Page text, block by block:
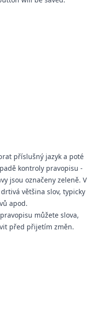
příslušný jazyk a poté
kontroly pravopisu -
jsou označeny zeleně. V
většina slov, typicky
apod.
můžete slova,
před přijetím změn.